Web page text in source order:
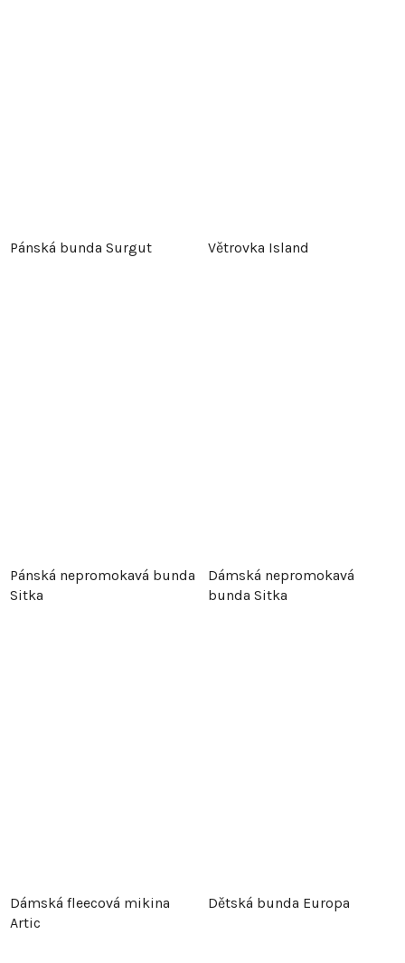
Pánská bunda Surgut Větrovka Island
Pánská nepromokavá bunda
Sitka
Dámská nepromokavá
bunda Sitka
Dámská fleecová mikina
Artic
Dětská bunda Europa